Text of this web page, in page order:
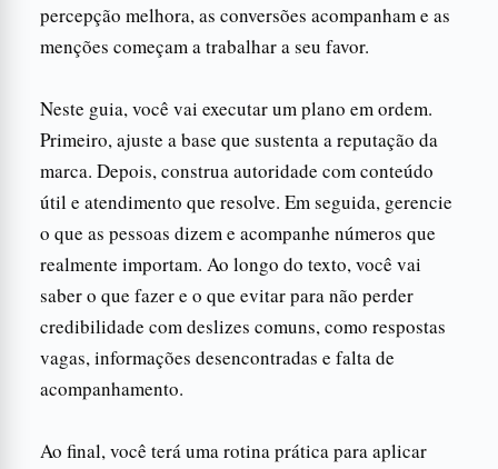
percepção melhora, as conversões acompanham e as
menções começam a trabalhar a seu favor.
Neste guia, você vai executar um plano em ordem.
Primeiro, ajuste a base que sustenta a reputação da
marca. Depois, construa autoridade com conteúdo
útil e atendimento que resolve. Em seguida, gerencie
o que as pessoas dizem e acompanhe números que
realmente importam. Ao longo do texto, você vai
saber o que fazer e o que evitar para não perder
credibilidade com deslizes comuns, como respostas
vagas, informações desencontradas e falta de
acompanhamento.
Ao final, você terá uma rotina prática para aplicar